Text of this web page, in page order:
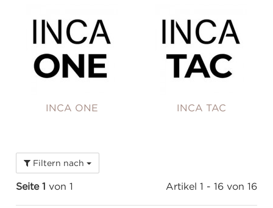
INCA ONE INCA TAC
Filtern nach
Seite 1 von 1 Artikel 1 - 16 von 16